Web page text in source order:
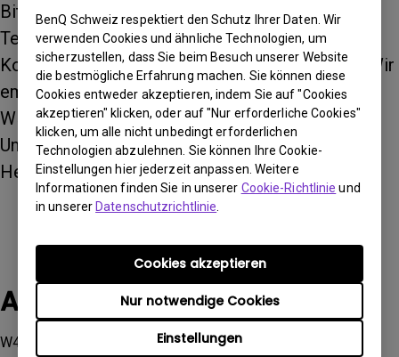
BenQ Schweiz respektiert den Schutz Ihrer Daten. Wir
verwenden Cookies und ähnliche Technologien, um
sicherzustellen, dass Sie beim Besuch unserer Website
die bestmögliche Erfahrung machen. Sie können diese
Cookies entweder akzeptieren, indem Sie auf "Cookies
akzeptieren" klicken, oder auf "Nur erforderliche Cookies"
klicken, um alle nicht unbedingt erforderlichen
Technologien abzulehnen. Sie können Ihre Cookie-
Einstellungen hier jederzeit anpassen. Weitere
Informationen finden Sie in unserer Cookie-Richtlinie und
in unserer Datenschutzrichtlinie
Einstellungen
Nur notwendige Cookies
Cookies akzeptieren
Bitte beachten Sie, dass die Dynamic Iris-
Technologie dazu gedacht ist, den dynamischen
Kontrast bei bewegten Bildern zu verbessern. Wir
empfehlen Ihnen, diese spezielle Funktion Ihres
W5700-Projektors auszuprobieren und den
Unterschied zu spüren, den sie für Ihr
Heimkinoerlebnis bedeutet!
Anwendbare Modelle
W4000i, W5700, W5700S